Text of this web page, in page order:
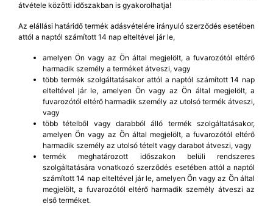
átvétele közötti időszakban is gyakorolhatja!
Az elállási határidő termék adásvételére irányuló szerződés esetében
attól a naptól számított 14 nap elteltével jár le,
amelyen Ön vagy az Ön által megjelölt, a fuvarozótól eltérő
harmadik személy a terméket átveszi, vagy
több termék szolgáltatásakor attól a naptól számított 14 nap
elteltével jár le, amelyen Ön vagy az Ön által megjelölt, a
fuvarozótól eltérő harmadik személy az utolsó termék átveszi,
vagy
több tételből vagy darabból álló termék szolgáltatásakor,
amelyen Ön vagy az Ön által megjelölt, a fuvarozótól eltérő
harmadik személy az utolsó tételt vagy darabot átveszi, vagy
termék meghatározott időszakon belüli rendszeres
szolgáltatására vonatkozó szerződés esetében attól a naptól
számított 14 nap elteltével jár le, amelyen Ön vagy az Ön által
megjelölt, a fuvarozótól eltérő harmadik személy átveszi az
első terméket.